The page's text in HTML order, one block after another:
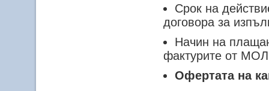
Срок на
договора за
Начин на
фактурите от
Офертата на